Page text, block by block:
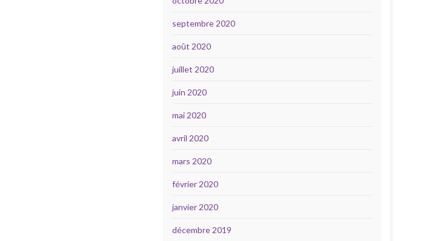
septembre 2020
août 2020
juillet 2020
juin 2020
mai 2020
avril 2020
mars 2020
février 2020
janvier 2020
décembre 2019